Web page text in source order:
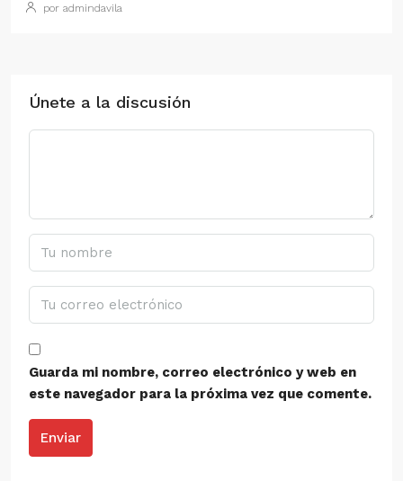
por admindavila
Únete a la discusión
Guarda mi nombre, correo electrónico y web en
este navegador para la próxima vez que comente.
Enviar